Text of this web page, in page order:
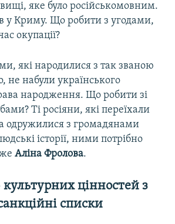
яке було російськомовним.
у Криму. Що робити з угодами,
окупації?
які народилися з так званою
не набули українського
народження. Що робити зі
Ті росіяни, які переїхали
одружилися з громадянами
історії, ними потрібно
Аліна Фролова.
культурних цінностей з
списки